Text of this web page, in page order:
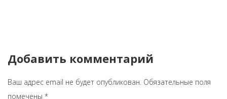
Добавить комментарий
Ваш адрес email не будет опубликован. Обязательные поля
помечены *